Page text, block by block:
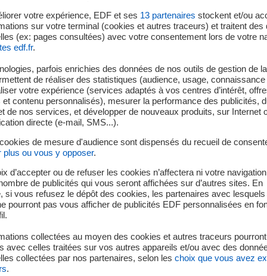
sélectionnées par le Comité de Sélection des investisseurs.
sont téléchargeables sur le site de l’AFG :https://
sont invitées à proposer des méthodes innovantes pour
dans la gestion financière. Dans le contexte actuel, la
les objectifs de l’Accord de
partielles, émergentes et diverses. Grâce à ces
développement et la mise en oeuvre des méthodes les plus
Allianz France, Aviva France, Axa France, BNP Paribas
Générale Assurances. L’initiative est soutenue par la
mettre en oeuvre dans les fonds une stratégie très
Paris, avec un haut niveau de reporting et de transparence
viser un couple rendement/risque cohérent avec celui
sectorielle, des portefeuilles.
actions européennes, le troisième sera investi en
peuvent candidater sur une classe d’actif ou les deux.
initialement totaliser 500 M€, dont environ 200 M€ pour
pour 3 ans au moins. Les sociétés de gestion devront
votre expérience, EDF et ses 13 partenaires stockent et/ou
sur votre terminal (cookies et autres traceurs) et traitent des
(ex: pages consultées) avec votre consentement lors de votre
edf.fr.
parfois enrichies des données de nos outils de gestion de
de réaliser des statistiques (audience, usage,
votre expérience (services adaptés à vos centres d’intérêt,
et contenu personnalisés), mesurer la performance des publicités,
de nos services, et développer de nouveaux produits, sur Internet
directe (e-mail, SMS...).
de mesure d'audience sont dispensés du recueil de
plus ou vous y opposer.
d’accepter ou de refuser les cookies n’affectera ni votre
de publicités qui vous seront affichées sur d’autres sites. En
si vous refusez le dépôt des cookies, les partenaires avec
pourront pas vous afficher de publicités EDF personnalisées en
collectées au moyen des cookies et autres traceurs
avec celles traitées sur vos autres appareils et/ou avec des
collectées par nos partenaires, selon les choix que vous avez
.